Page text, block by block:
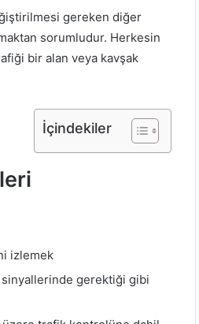
gereken diğer
sorumludur. Herkesin
bir alan veya kavşak
İçindekiler
izlemek
sinyallerinde gerektiği gibi